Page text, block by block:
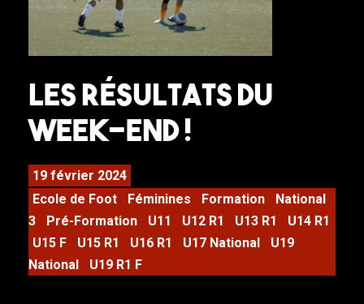
Les résultats du
week-end !
19 février 2024
Ecole de Foot
Féminines Formation
National
3
Pré-Formation U11 U12 R1 U13 R1
U14 R1
U15 F
U15 R1 U16 R1 U17 National
U19
National
U19 R1 F